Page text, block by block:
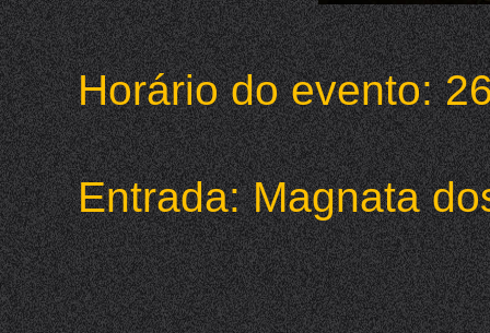
Horário do evento:
Entrada: Magnata